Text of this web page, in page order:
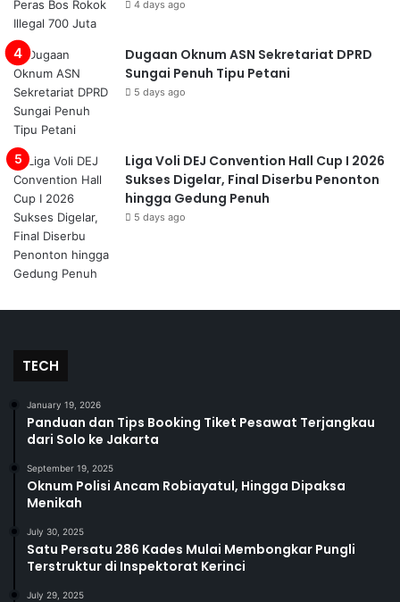
4 days ago
Dugaan Oknum ASN Sekretariat DPRD
Sungai Penuh Tipu Petani
5 days ago
Liga Voli DEJ Convention Hall Cup I 2026
Sukses Digelar, Final Diserbu Penonton
hingga Gedung Penuh
5 days ago
TECH
January 19, 2026
Panduan dan Tips Booking Tiket Pesawat Terjangkau
dari Solo ke Jakarta
September 19, 2025
Oknum Polisi Ancam Robiayatul, Hingga Dipaksa
Menikah
July 30, 2025
Satu Persatu 286 Kades Mulai Membongkar Pungli
Terstruktur di Inspektorat Kerinci
July 29, 2025